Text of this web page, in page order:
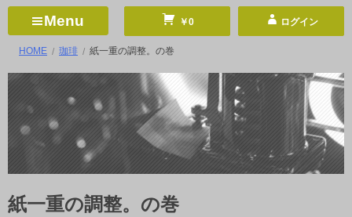
ッ
Menu ￥0 ログイン
HOME 珈琲 紙一重の調整。の巻
紙一重の調整。の巻